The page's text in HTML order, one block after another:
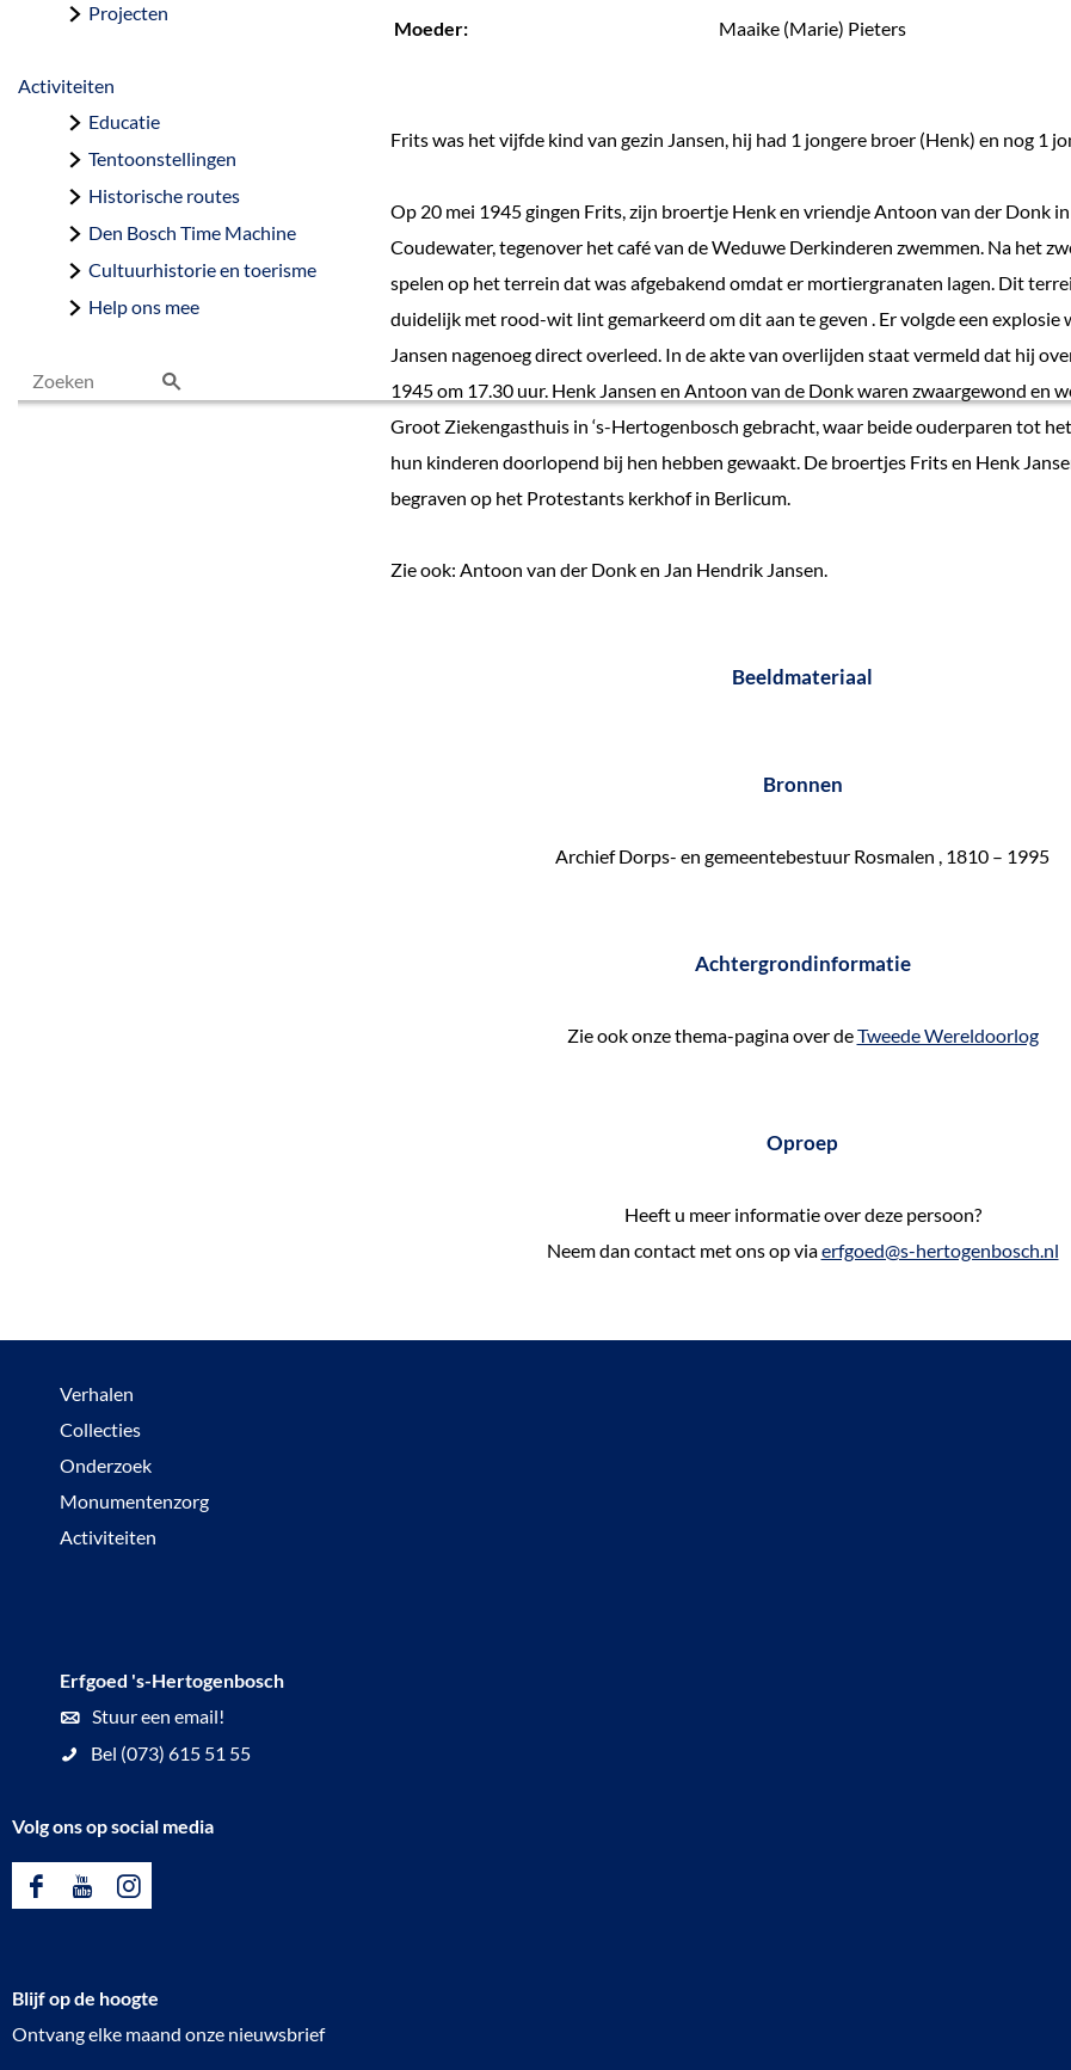
Projecten
Activiteiten
Educatie
Tentoonstellingen
Historische routes
Den Bosch Time Machine
Cultuurhistorie en toerisme
Help ons mee
Moeder:
Maaike (Marie) Pieters
Frits was het vijfde kind van gezin Jansen, hij had 1 jongere broer (Henk) en nog 1
Op 20 mei 1945 gingen Frits, zijn broertje Henk en vriendje Antoon van der Donk
Coudewater, tegenover het café van de Weduwe Derkinderen zwemmen. Na het
spelen op het terrein dat was afgebakend omdat er mortiergranaten lagen. Dit
duidelijk met rood-wit lint gemarkeerd om dit aan te geven . Er volgde een explosie
Jansen nagenoeg direct overleed. In de akte van overlijden staat vermeld dat hij
1945 om 17.30 uur. Henk Jansen en Antoon van de Donk waren zwaargewond en
Groot Ziekengasthuis in ‘s-Hertogenbosch gebracht, waar beide ouderparen tot
hun kinderen doorlopend bij hen hebben gewaakt. De broertjes Frits en Henk
begraven op het Protestants kerkhof in Berlicum.
Zie ook: Antoon van der Donk en Jan Hendrik Jansen.
Beeldmateriaal
Bronnen
Archief Dorps- en gemeentebestuur Rosmalen , 1810 – 1995
Achtergrondinformatie
Zie ook onze thema-pagina over deTweede Wereldoorlog
Oproep
Heeft u meer informatie over deze persoon?
Neem dan contact met ons op viaerfgoed@s-hertogenbosch.nl
Verhalen
Collecties
Onderzoek
Monumentenzorg
Activiteiten
Erfgoed 's-Hertogenbosch
Stuur een email!
Bel (073) 615 51 55
Volg ons op social media
F
e
b
Y
T
u
I
t
a
Blijf op de hoogte
Ontvang elke maand onze nieuwsbrief